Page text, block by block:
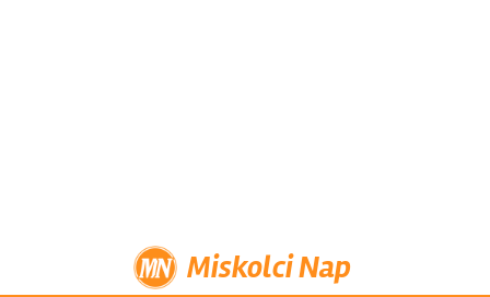
Miskolci Nap